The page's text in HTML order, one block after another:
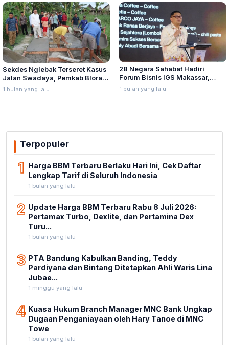
Sekdes Nglebak Terseret Kasus
Jalan Swadaya, Pemkab Blora
Sebut Pendampingan Hukum
Bukan Kewenangannya
1 bulan yang lalu
28 Negara Sahabat Hadiri
Forum Bisnis IGS Makassar,
Munafri Tawarkan Investasi
Stadion Untia
1 bulan yang lalu
Terpopuler
1 Harga BBM Terbaru Berlaku Hari Ini, Cek Daftar
Lengkap Tarif di Seluruh Indonesia
1 bulan yang lalu
2 Update Harga BBM Terbaru Rabu 8 Juli 2026:
Pertamax Turbo, Dexlite, dan Pertamina Dex
Turu...
1 bulan yang lalu
3 PTA Bandung Kabulkan Banding, Teddy
Pardiyana dan Bintang Ditetapkan Ahli Waris Lina
Jubae...
1 minggu yang lalu
4 Kuasa Hukum Branch Manager MNC Bank Ungkap
Dugaan Penganiayaan oleh Hary Tanoe di MNC
Towe
1 bulan yang lalu